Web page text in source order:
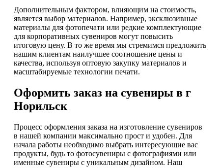
Дополнительным фактором, влияющим на стоимость,
является выбор материалов. Например, эксклюзивные
материалы для фотопечати или редкие комплектующие
для корпоративных сувениров могут повысить
итоговую цену. В то же время мы стремимся предложить
нашим клиентам наилучшее соотношение цены и
качества, используя оптовую закупку материалов и
масштабируемые технологии печати.
Оформить заказ на сувениры в г
Норильск
Процесс оформления заказа на изготовление сувениров
в нашей компании максимально прост и удобен. Для
начала работы необходимо выбрать интересующие вас
продукты, будь то фотосувениры с фотографиями или
именные сувениры с уникальным дизайном. Наш